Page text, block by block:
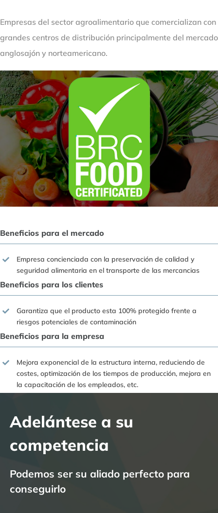
Empresas del sector agroalimentario que comercializan con
grandes centros de distribución principalmente del mercado
anglosajón y norteamericano.
Beneficios para el mercado
Empresa concienciada con la preservación de calidad y
seguridad alimentaria en el transporte de las mercancias
Beneficios para los clientes
Garantiza que el producto esta 100% protegido frente a
riesgos potenciales de contaminación
Beneficios para la empresa
Mejora exponencial de la estructura interna, reduciendo de
costes, optimización de los tiempos de producción, mejora en
la capacitación de los empleados, etc.
Adelántese a su
competencia
Podemos ser su aliado perfecto para
conseguirlo